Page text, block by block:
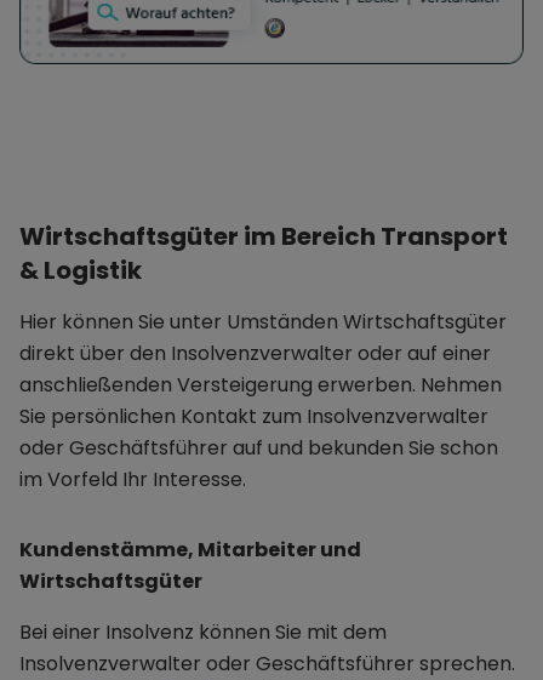
Wirtschaftsgüter im Bereich Transport
& Logistik
Hier können Sie unter Umständen Wirtschaftsgüter
direkt über den Insolvenzverwalter oder auf einer
anschließenden Versteigerung erwerben. Nehmen
Sie persönlichen Kontakt zum Insolvenzverwalter
oder Geschäftsführer auf und bekunden Sie schon
im Vorfeld Ihr Interesse.
Kundenstämme, Mitarbeiter und
Wirtschaftsgüter
Bei einer Insolvenz können Sie mit dem
Insolvenzverwalter oder Geschäftsführer sprechen.